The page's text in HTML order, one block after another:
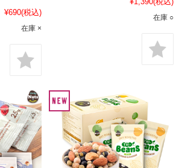
¥690(税込)
在庫 ×
在庫 ○